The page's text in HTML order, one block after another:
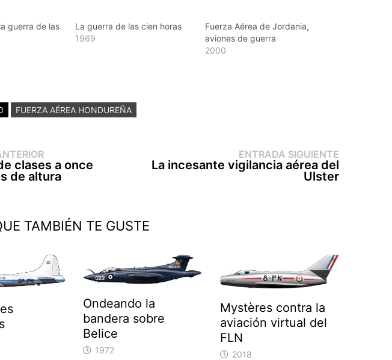
guerra de las
La guerra de las cien horas
1969
Fuerza Aérea de Jordania,
aviones de guerra
2000
FUERZA AÉREA HONDUREÑA
Entrada
anterior:
clases a once
de altura
ENTRADA SIGUIENTEEntrada
siguiente:
La incesante vigilancia aérea del
Ulster
TAMBIÉN TE GUSTE
Ondeando la
bandera sobre
Belice
1972
Mystères contra la
aviación virtual del
FLN
2018